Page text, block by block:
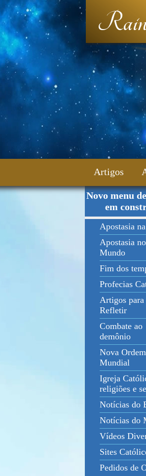
Artigos
Fale Conosco
Novo menu
em
Apostasia
Apostasia no
Mundo
Fim dos
Profecias
Artigos para
Refletir
Combate ao
demônio
Nova Ordem
Mundial
Igreja
religiões e
Notícias do
Notícias do
Vídeos
Sites
Pedidos de